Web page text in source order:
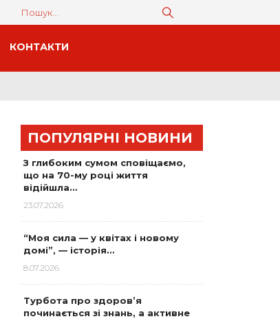
КОНТАКТИ
ПОПУЛЯРНІ НОВИНИ
З глибоким сумом сповіщаємо,
що на 70-му році життя
відійшла…
23.07.2026
“Моя сила — у квітах і новому
домі”, — історія…
8.07.2026
Турбота про здоров’я
починається зі знань, а активне